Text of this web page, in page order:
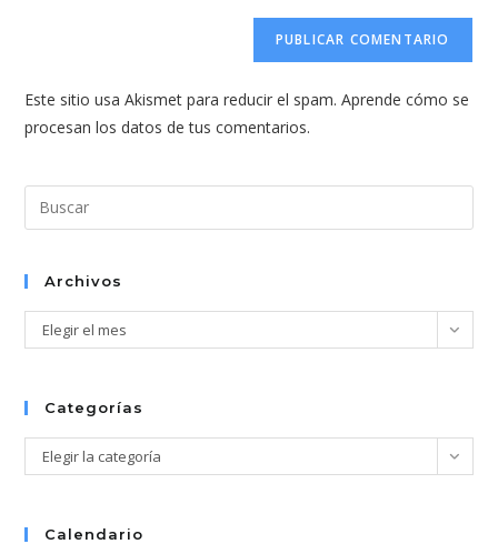
comentar
web
(opcional)
Este sitio usa Akismet para reducir el spam.Aprende cómo se
procesan los datos de tus comentarios.
el
Archivos
Archivos
Elegir el mes
Categorías
Categorías
Elegir la categoría
Calendario